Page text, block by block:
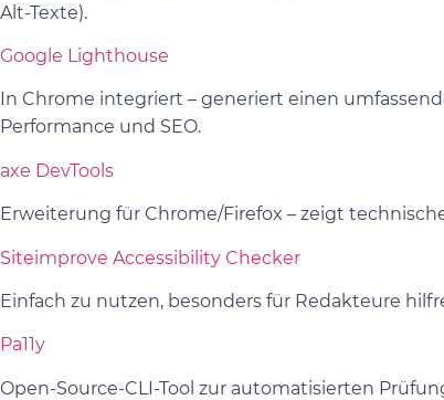
Alt-Texte).
Google Lighthouse
In Chrome integriert – generiert einen
Performance und SEO.
axe DevTools
Erweiterung für Chrome/Firefox – zeigt
Siteimprove Accessibility Checker
Einfach zu nutzen, besonders für Redakteure
Pa11y
Open-Source-CLI-Tool zur automatisierten